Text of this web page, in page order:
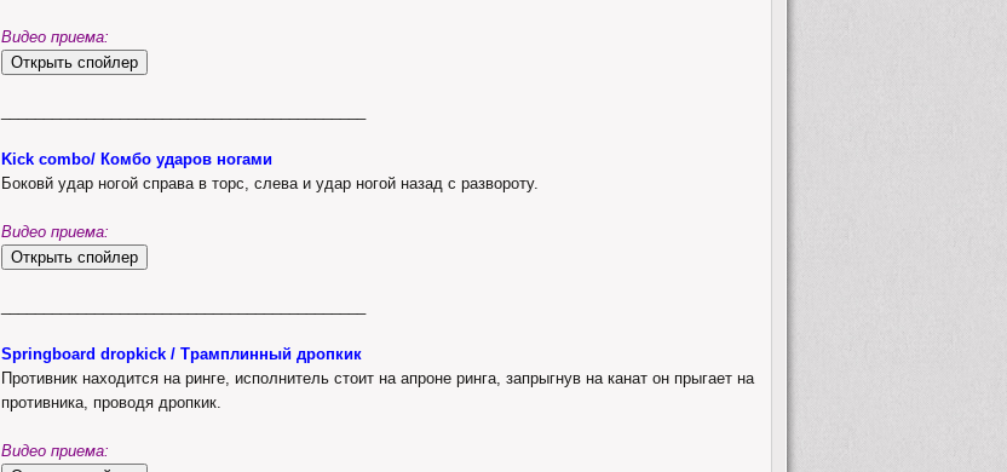
Видео приема:
Kick combo/ Комбо ударов ногами
Боковй удар ногой справа в торс, слева и удар ногой назад с развороту.
Видео приема:
Springboard dropkick / Трамплинный дропкик
Противник находится на ринге, исполнитель стоит на апроне ринга, запрыгнув на канат он прыгает на
противника, проводя дропкик.
Видео приема: